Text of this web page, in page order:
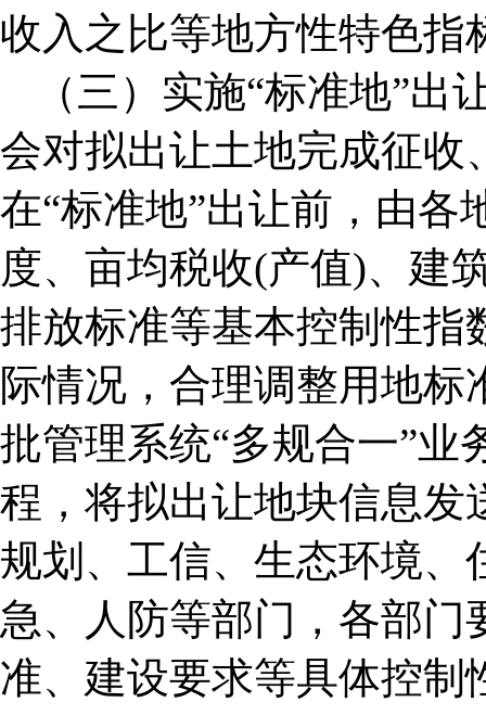
收入之比等地方性特色指
（三）实施“标准地”
会对拟出让土地完成征收
在“标准地”出让前，由各
度、亩均税收(产值)、建
排放标准等基本控制性指
际情况，合理调整用地
批管理系统“多规合一”业
程，将拟出让地块信息发
规划、工信、生态环境、
急、人防等部门，各部门
准、建设要求等具体控制